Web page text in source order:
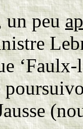
un peu